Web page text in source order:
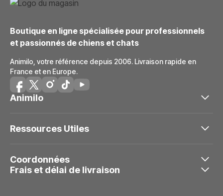
Boutique en ligne spécialisée pour professionnels
et passionnés de chiens et chats
Animilo, votre référence depuis 2006. Livraison rapide en
France et en Europe.
Animilo
Ressources Utiles
Coordonnées
Frais et délai de livraison